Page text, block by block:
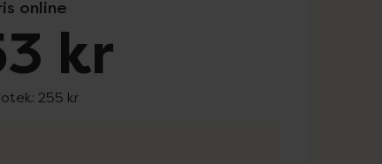
online
kr
255 kr